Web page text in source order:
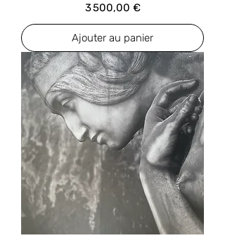
Prix
3 500,00 €
Ajouter au panier